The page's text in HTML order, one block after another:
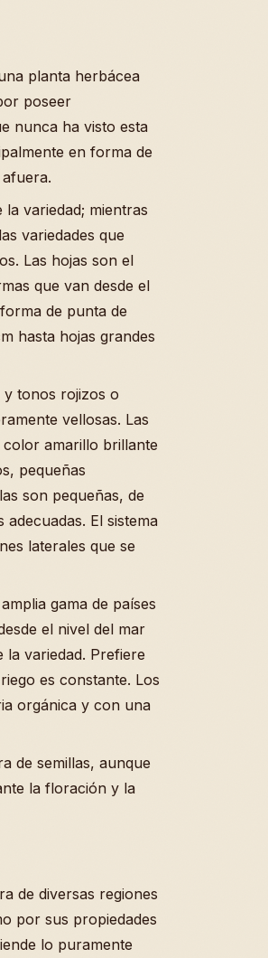
planta herbácea
poseer
nunca ha visto esta
en forma de
variedad; mientras
variedades que
Las hojas son el
que van desde el
de punta de
hasta hojas grandes
y tonos rojizos o
vellosas. Las
amarillo brillante
pequeñas
son pequeñas, de
El sistema
laterales que se
gama de países
el nivel del mar
la variedad. Prefiere
es constante. Los
orgánica y con una
de semillas, aunque
la floración y la
de diversas regiones
por sus propiedades
lo puramente